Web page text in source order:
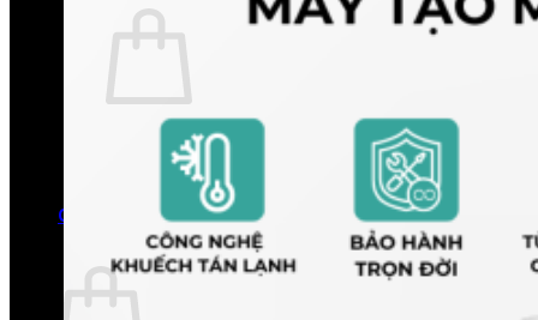
Chưa có sản phẩm trong giỏ hàng.
Quay trở lại cửa hàng
0
Giỏ hàng